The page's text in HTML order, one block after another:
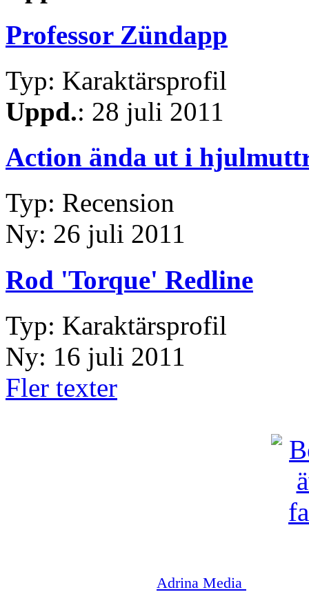
Professor Zündapp
Typ: Karaktärsprofil
Uppd.: 28 juli 2011
Action ända ut i
Typ: Recension
Ny: 26 juli 2011
Rod 'Torque' Redline
Typ: Karaktärsprofil
Ny: 16 juli 2011
Fler texter
Adrina Media